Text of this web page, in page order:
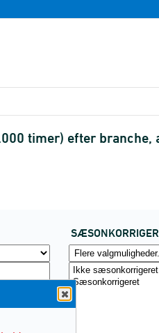
timer) efter